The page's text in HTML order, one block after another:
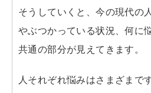
そうしていくと、今の現代の
やぶつかっている状況、何に
共通の部分が見えてきます。
人それぞれ悩みはさまざまで